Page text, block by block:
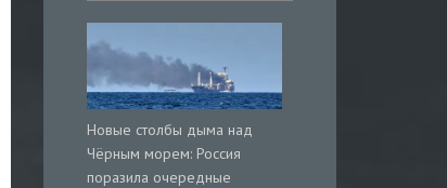
Новые столбы дыма над
Чёрным морем: Россия
поразила очередные